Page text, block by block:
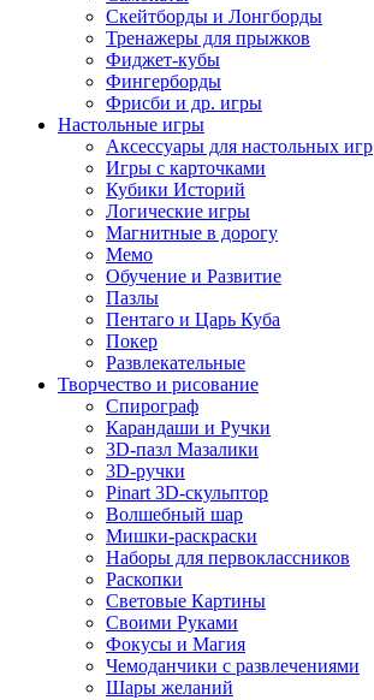
Скейтборды и Лонгборды
Тренажеры для прыжков
Фиджет-кубы
Фингерборды
Фрисби и др. игры
Настольные игры
Аксессуары для настольных игр
Игры с карточками
Кубики Историй
Логические игры
Магнитные в дорогу
Мемо
Обучение и Развитие
Пазлы
Пентаго и Царь Куба
Покер
Развлекательные
Творчество и рисование
Спирограф
Карандаши и Ручки
3D-пазл Мазалики
3D-ручки
Pinart 3D-скульптор
Волшебный шар
Мишки-раскраски
Наборы для первоклассников
Раскопки
Световые Картины
Своими Руками
Фокусы и Магия
Чемоданчики с развлечениями
Шары желаний